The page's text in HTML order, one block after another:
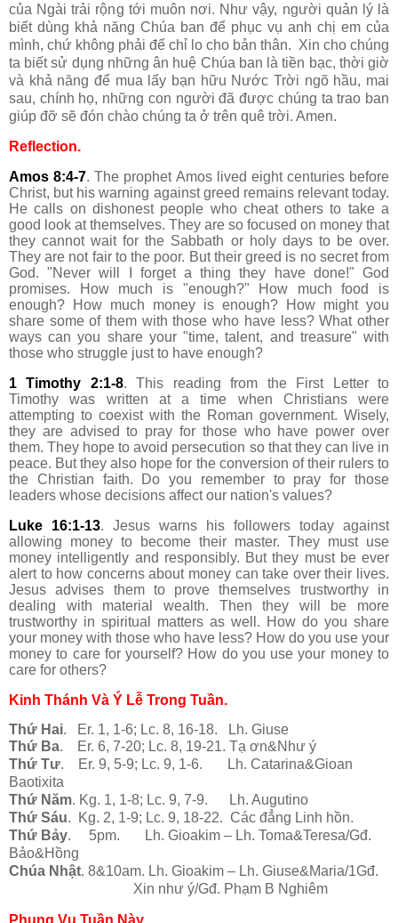
của Ngài trải rộng tới muôn nơi. Như vậy, người quản lý là
biết dùng khả năng Chúa ban để phục vụ anh chị em của
mình, chứ không phải để chỉ lo cho bản thân. Xin cho chúng
ta biết sử dụng những ân huệ Chúa ban là tiền bạc, thời giờ
và khả năng để mua lấy bạn hữu Nước Trời ngõ hầu, mai
sau, chính họ, những con người đã được chúng ta trao ban
giúp đỡ sẽ đón chào chúng ta ở trên quê trời. Amen.
Reflection.
Amos 8:4-7. The prophet Amos lived eight centuries before
Christ, but his warning against greed remains relevant today.
He calls on dishonest people who cheat others to take a
good look at themselves. They are so focused on money that
they cannot wait for the Sabbath or holy days to be over.
They are not fair to the poor. But their greed is no secret from
God. "Never will I forget a thing they have done!" God
promises. How much is "enough?" How much food is
enough? How much money is enough? How might you
share some of them with those who have less? What other
ways can you share your "time, talent, and treasure" with
those who struggle just to have enough?
1 Timothy 2:1-8. This reading from the First Letter to
Timothy was written at a time when Christians were
attempting to coexist with the Roman government. Wisely,
they are advised to pray for those who have power over
them. They hope to avoid persecution so that they can live in
peace. But they also hope for the conversion of their rulers to
the Christian faith. Do you remember to pray for those
leaders whose decisions affect our nation's values?
Luke 16:1-13. Jesus warns his followers today against
allowing money to become their master. They must use
money intelligently and responsibly. But they must be ever
alert to how concerns about money can take over their lives.
Jesus advises them to prove themselves trustworthy in
dealing with material wealth. Then they will be more
trustworthy in spiritual matters as well. How do you share
your money with those who have less? How do you use your
money to care for yourself? How do you use your money to
care for others?
Kinh Thánh Và Ý Lễ Trong Tuần.
Thứ Hai. Er. 1, 1-6; Lc. 8, 16-18. Lh. Giuse
Thứ Ba. Er. 6, 7-20; Lc. 8, 19-21. Tạ ơn&Như ý
Thứ Tư. Er. 9, 5-9; Lc. 9, 1-6. Lh. Catarina&Gioan
Baotixita
Thứ Năm. Kg. 1, 1-8; Lc. 9, 7-9. Lh. Augutino
Thứ Sáu. Kg. 2, 1-9; Lc. 9, 18-22. Các đẳng Linh hồn.
Thứ Bảy. 5pm. Lh. Gioakim – Lh. Toma&Teresa/Gđ.
Bảo&Hồng
Chúa Nhật. 8&10am. Lh. Gioakim – Lh. Giuse&Maria/1Gđ.
Xin như ý/Gđ. Phạm B Nghiêm